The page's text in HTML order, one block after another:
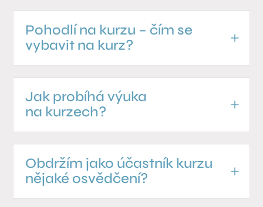
Pohodlí na kurzu – čím se
vybavit na kurz?
Jak probíhá výuka
na kurzech?
Obdržím jako účastník kurzu
nějaké osvědčení?